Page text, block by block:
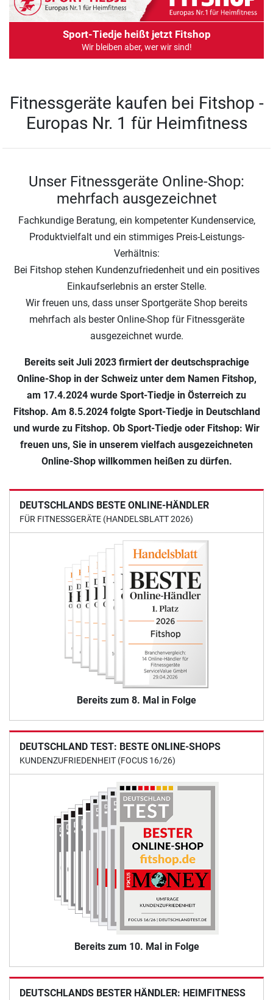
Sport-Tiedje heißt jetzt Fitshop
Wir bleiben aber, wer wir sind!
Fitnessgeräte kaufen bei Fitshop -
Europas Nr. 1 für Heimfitness
Unser Fitnessgeräte Online-Shop:
mehrfach ausgezeichnet
Fachkundige Beratung, ein kompetenter Kundenservice,
Produktvielfalt und ein stimmiges Preis-Leistungs-
Verhältnis:
Bei Fitshop stehen Kundenzufriedenheit und ein positives
Einkaufserlebnis an erster Stelle.
Wir freuen uns, dass unser Sportgeräte Shop bereits
mehrfach als bester Online-Shop für Fitnessgeräte
ausgezeichnet wurde.
Bereits seit Juli 2023 firmiert der deutschsprachige
Online-Shop in der Schweiz unter dem Namen Fitshop,
am 17.4.2024 wurde Sport-Tiedje in Österreich zu
Fitshop. Am 8.5.2024 folgte Sport-Tiedje in Deutschland
und wurde zu Fitshop. Ob Sport-Tiedje oder Fitshop: Wir
freuen uns, Sie in unserem vielfach ausgezeichneten
Online-Shop willkommen heißen zu dürfen.
DEUTSCHLANDS BESTE ONLINE-HÄNDLER
FÜR FITNESSGERÄTE (HANDELSBLATT 2026)
Bereits zum 8. Mal in Folge
DEUTSCHLAND TEST: BESTE ONLINE-SHOPS
KUNDENZUFRIEDENHEIT (FOCUS 16/26)
Bereits zum 10. Mal in Folge
DEUTSCHLANDS BESTER HÄNDLER: HEIMFITNESS